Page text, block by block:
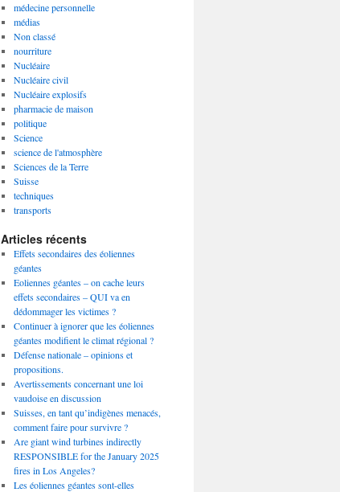
médecine personnelle
médias
Non classé
nourriture
Nucléaire
Nucléaire civil
Nucléaire explosifs
pharmacie de maison
politique
Science
science de l'atmosphère
Sciences de la Terre
Suisse
techniques
transports
Articles récents
Effets secondaires des éoliennes
géantes
Eoliennes géantes – on cache leurs
effets secondaires – QUI va en
dédommager les victimes ?
Continuer à ignorer que les éoliennes
géantes modifient le climat régional ?
Défense nationale – opinions et
propositions.
Avertissements concernant une loi
vaudoise en discussion
Suisses, en tant qu’indigènes menacés,
comment faire pour survivre ?
Are giant wind turbines indirectly
RESPONSIBLE for the January 2025
fires in Los Angeles?
Les éoliennes géantes sont-elles